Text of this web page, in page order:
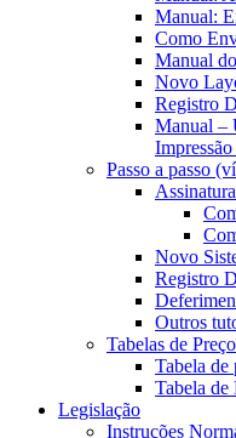
Manual:
Como
Manual
Novo
Registro
Manual –
Passo a passo
Novo
Registro
Outros
Tabelas de Preço
Tabela de
Tabela de
Legislação
Instruções